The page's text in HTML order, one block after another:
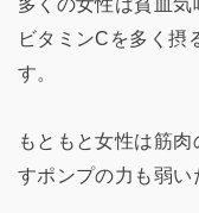
ビタミンCを多く摂
す。
もともと女性は筋
すポンプの力も弱い